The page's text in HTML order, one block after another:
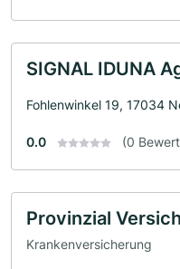
SIGNAL IDUNA
Fohlenwinkel 19, 17034
0.0 (0
Provinzial
Krankenversicherung